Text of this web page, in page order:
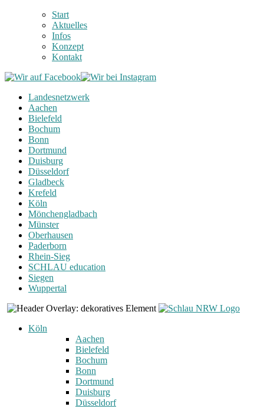
Start
Aktuelles
Infos
Konzept
Kontakt
Landesnetzwerk
Aachen
Bielefeld
Bochum
Bonn
Dortmund
Duisburg
Düsseldorf
Gladbeck
Krefeld
Köln
Mönchengladbach
Münster
Oberhausen
Paderborn
Rhein-Sieg
SCHLAU education
Siegen
Wuppertal
Köln
Aachen
Bielefeld
Bochum
Bonn
Dortmund
Duisburg
Düsseldorf